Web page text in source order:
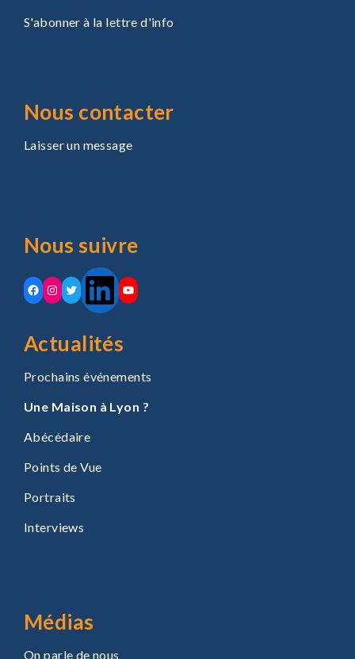
S'abonner à la lettre d'info
Nous contacter
Laisser un message
Nous suivre
Actualités
Prochains événements
Une Maison à Lyon ?
Abécédaire
Points de Vue
Portraits
Interviews
Médias
On parle de nous